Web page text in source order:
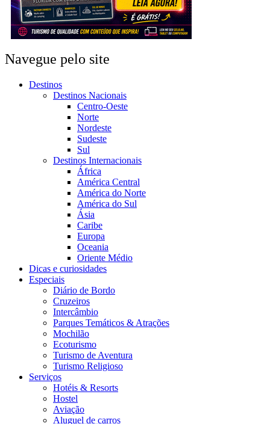
Navegue pelo site
Destinos
Destinos Nacionais
Centro-Oeste
Norte
Nordeste
Sudeste
Sul
Destinos Internacionais
África
América Central
América do Norte
América do Sul
Ásia
Caribe
Europa
Oceania
Oriente Médio
Dicas e curiosidades
Especiais
Diário de Bordo
Cruzeiros
Intercâmbio
Parques Temáticos & Atrações
Mochilão
Ecoturismo
Turismo de Aventura
Turismo Religioso
Serviços
Hotéis & Resorts
Hostel
Aviação
Aluguel de carros